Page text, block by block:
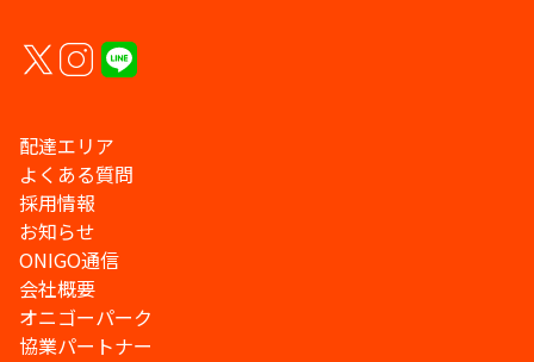
配達エリア
よくある質問
採用情報
お知らせ
ONIGO通信
会社概要
オニゴーパーク
協業パートナー